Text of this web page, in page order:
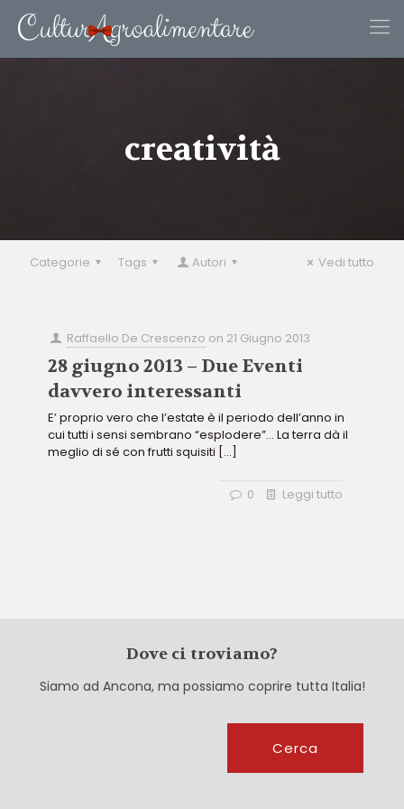
creatività
Categorie Tags Autori Vedi tutto
Raffaello De Crescenzo on 21 Giugno 2013
28 giugno 2013 – Due Eventi
davvero interessanti
E’ proprio vero che l’estate è il periodo dell’anno in
cui tutti i sensi sembrano “esplodere”… La terra dà il
meglio di sé con frutti squisiti […]
0 Leggi tutto
Dove ci troviamo?
Siamo ad Ancona, ma possiamo coprire tutta Italia!
Cerca